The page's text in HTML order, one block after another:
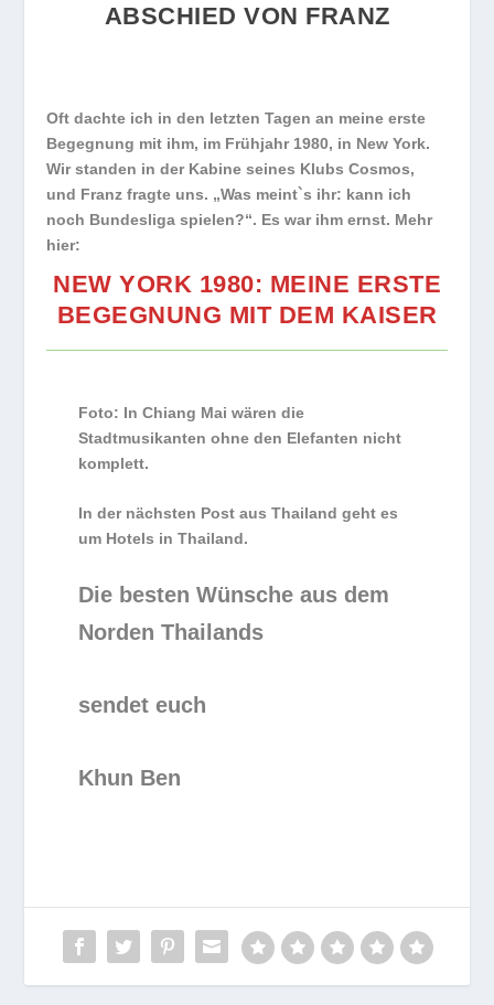
ABSCHIED VON FRANZ
Oft dachte ich in den letzten Tagen an meine erste
Begegnung mit ihm, im Frühjahr 1980, in New York.
Wir standen in der Kabine seines Klubs Cosmos,
und Franz fragte uns. „Was meint`s ihr: kann ich
noch Bundesliga spielen?“. Es war ihm ernst. Mehr
hier:
NEW YORK 1980: MEINE ERSTE
BEGEGNUNG MIT DEM KAISER
Foto: In Chiang Mai wären die
Stadtmusikanten ohne den Elefanten nicht
komplett.
In der nächsten Post aus Thailand geht es
um Hotels in Thailand.
Die besten Wünsche aus dem
Norden Thailands
sendet euch
Khun Ben